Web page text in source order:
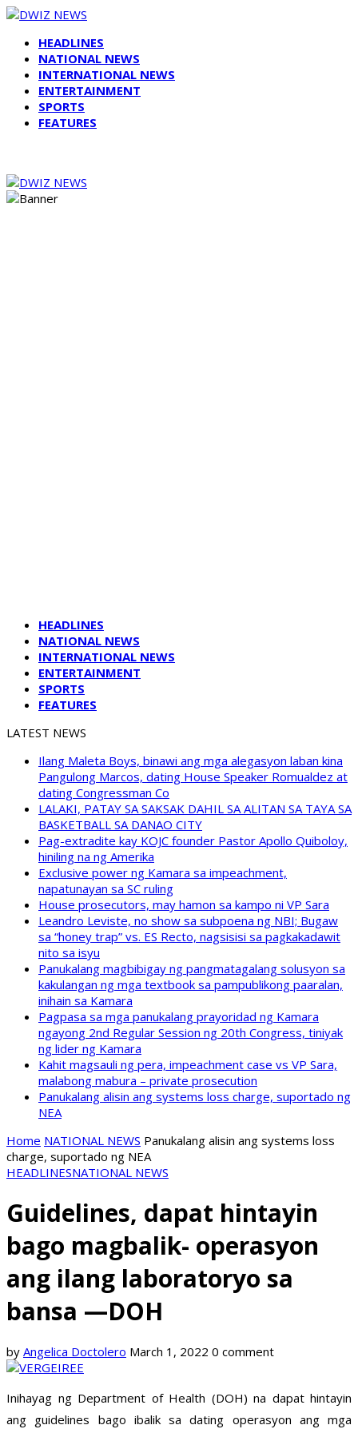
HEADLINES
NATIONAL NEWS
INTERNATIONAL NEWS
ENTERTAINMENT
SPORTS
FEATURES
HEADLINES
NATIONAL NEWS
INTERNATIONAL NEWS
ENTERTAINMENT
SPORTS
FEATURES
LATEST NEWS
Ilang Maleta Boys, binawi ang mga alegasyon laban kina
Pangulong Marcos, dating House Speaker Romualdez at
dating Congressman Co
LALAKI, PATAY SA SAKSAK DAHIL SA ALITAN SA TAYA SA
BASKETBALL SA DANAO CITY
Pag-extradite kay KOJC founder Pastor Apollo Quiboloy,
hiniling na ng Amerika
Exclusive power ng Kamara sa impeachment,
napatunayan sa SC ruling
House prosecutors, may hamon sa kampo ni VP Sara
Leandro Leviste, no show sa subpoena ng NBI; Bugaw
sa “honey trap” vs. ES Recto, nagsisisi sa pagkakadawit
nito sa isyu
Panukalang magbibigay ng pangmatagalang solusyon sa
kakulangan ng mga textbook sa pampublikong paaralan,
inihain sa Kamara
Pagpasa sa mga panukalang prayoridad ng Kamara
ngayong 2nd Regular Session ng 20th Congress, tiniyak
ng lider ng Kamara
Kahit magsauli ng pera, impeachment case vs VP Sara,
malabong mabura – private prosecution
Panukalang alisin ang systems loss charge, suportado ng
NEA
Home NATIONAL NEWS Panukalang alisin ang systems loss
charge, suportado ng NEA
HEADLINESNATIONAL NEWS
Guidelines, dapat hintayin
bago magbalik- operasyon
ang ilang laboratoryo sa
bansa —DOH
by Angelica Doctolero March 1, 2022 0 comment
Inihayag ng Department of Health (DOH) na dapat hintayin
ang guidelines bago ibalik sa dating operasyon ang mga